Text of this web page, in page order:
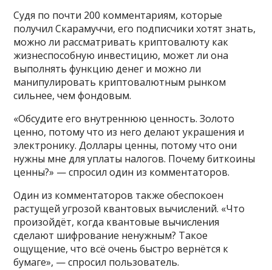
Судя по почти 200 комментариям, которые
получил Скарамуччи, его подписчики хотят знать,
можно ли рассматривать криптовалюту как
жизнеспособную инвестицию, может ли она
выполнять функцию денег и можно ли
манипулировать криптовалютным рынком
сильнее, чем фондовым.
«Обсудите его внутреннюю ценность. Золото
ценно, потому что из него делают украшения и
электронику. Доллары ценны, потому что они
нужны мне для уплаты налогов. Почему биткоины
ценны?» — спросил один из комментаторов.
Один из комментаторов также обеспокоен
растущей угрозой квантовых вычислений. «Что
произойдёт, когда квантовые вычисления
сделают шифрование ненужным? Такое
ощущение, что всё очень быстро вернётся к
бумаге», — спросил пользователь.